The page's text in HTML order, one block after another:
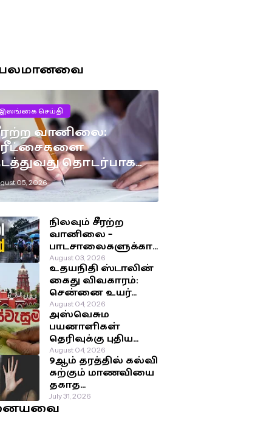
செய்தி
வானிலை:
தொடர்பாக
தீர்மானம்!
05, 2026
நிலவும் சீரற்ற
வானிலை –
பாடசாலைகளுக்கா
ன விடுமுறை
தொடர்பில்
வௌியான தகவல்!
August 03, 2026
உதயநிதி ஸ்டாலின்
கைது விவகாரம்:
சென்னை உயர்
நீதிமன்றம்
பிறப்பித்த அதிரடி
உத்தரவு!
August 04, 2026
அஸ்வெசும
பயனாளிகள்
தெரிவுக்கு புதிய
முறை: சமூக-
பொருளாதார
நிலைக்கு
முன்னுரிமை!
August 04, 2026
9ஆம் தரத்தில் கல்வி
கற்கும் மாணவியை
தகாத
செயற்பாட்டுக்கு
உட்படுத்திய சக
July 31, 2026